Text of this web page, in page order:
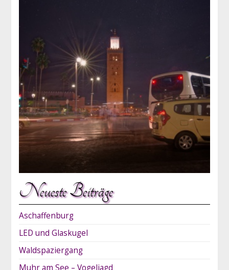
Neueste Beiträge
Aschaffenburg
LED und Glaskugel
Waldspaziergang
Muhr am See – Vogeljagd